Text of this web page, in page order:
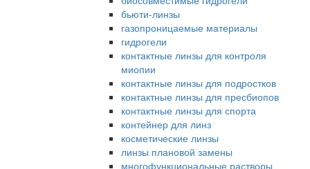
бьюти-линзы
газопроницаемые материалы
гидрогели
контактные линзы для контроля
миопии
контактные линзы для подростков
контактные линзы для пресбиопов
контактные линзы для спорта
контейнер для линз
косметические линзы
линзы плановой замены
многофункциональные растворы